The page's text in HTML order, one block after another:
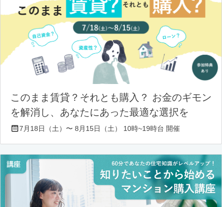
このまま賃貸？それとも購入？ お金のギモン
を解消し、あなたにあった最適な選択を
7月18日（土）〜 8月15日（土） 10時~19時台 開催